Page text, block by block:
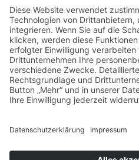
JETZT SPENDEN
paypal@heilbronner-